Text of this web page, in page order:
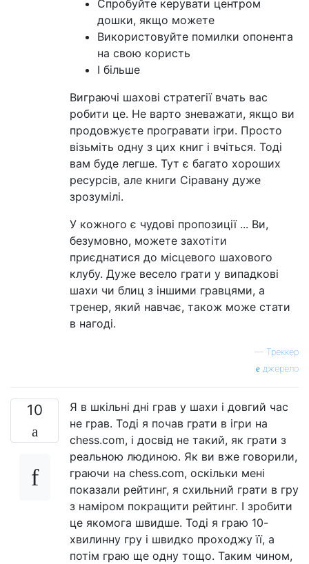
Спробуйте керувати центром
дошки, якщо можете
Використовуйте помилки опонента
на свою користь
І більше
Виграючі шахові стратегії вчать вас
робити це. Не варто зневажати, якщо ви
продовжуєте програвати ігри. Просто
візьміть одну з цих книг і вчіться. Тоді
вам буде легше. Тут є багато хороших
ресурсів, але книги Сіравану дуже
зрозумілі.
У кожного є чудові пропозиції ... Ви,
безумовно, можете захотіти
приєднатися до місцевого шахового
клубу. Дуже весело грати у випадкові
шахи чи блиц з іншими гравцями, а
тренер, який навчає, також може стати
в нагоді.
— Треккер
джерело
10
Я в шкільні дні грав у шахи і довгий час
не грав. Тоді я почав грати в ігри на
chess.com, і досвід не такий, як грати з
реальною людиною. Як ви вже говорили,
граючи на chess.com, оскільки мені
показали рейтинг, я схильний грати в гру
з наміром покращити рейтинг. І зробити
це якомога швидше. Тоді я граю 10-
хвилинну гру і швидко проходжу її, а
потім граю ще одну тощо. Таким чином,